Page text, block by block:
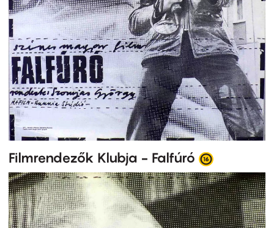
Filmrendezők Klubja - Falfúró